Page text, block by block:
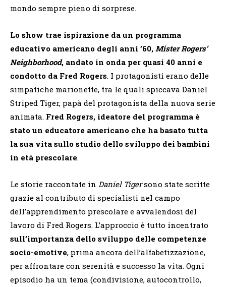
mondo sempre pieno di sorprese.
Lo show trae ispirazione da un programma
educativo americano degli anni ’60, Mister Rogers’
Neighborhood, andato in onda per quasi 40 anni e
condotto da Fred Rogers. I protagonisti erano delle
simpatiche marionette, tra le quali spiccava Daniel
Striped Tiger, papà del protagonista della nuova serie
animata. Fred Rogers, ideatore del programma è
stato un educatore americano che ha basato tutta
la sua vita sullo studio dello sviluppo dei bambini
in età prescolare.
Le storie raccontate in Daniel Tigersono state scritte
grazie al contributo di specialisti nel campo
dell’apprendimento prescolare e avvalendosi del
lavoro di Fred Rogers. L’approccio è tutto incentrato
sull’importanza dello sviluppo delle competenze
socio-emotive, prima ancora dell’alfabetizzazione,
per affrontare con serenità e successo la vita. Ogni
episodio ha un tema (condivisione, autocontrollo,